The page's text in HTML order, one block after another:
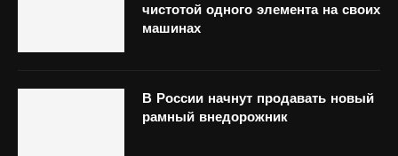
чистотой одного элемента на своих
машинах
В России начнут продавать новый
рамный внедорожник